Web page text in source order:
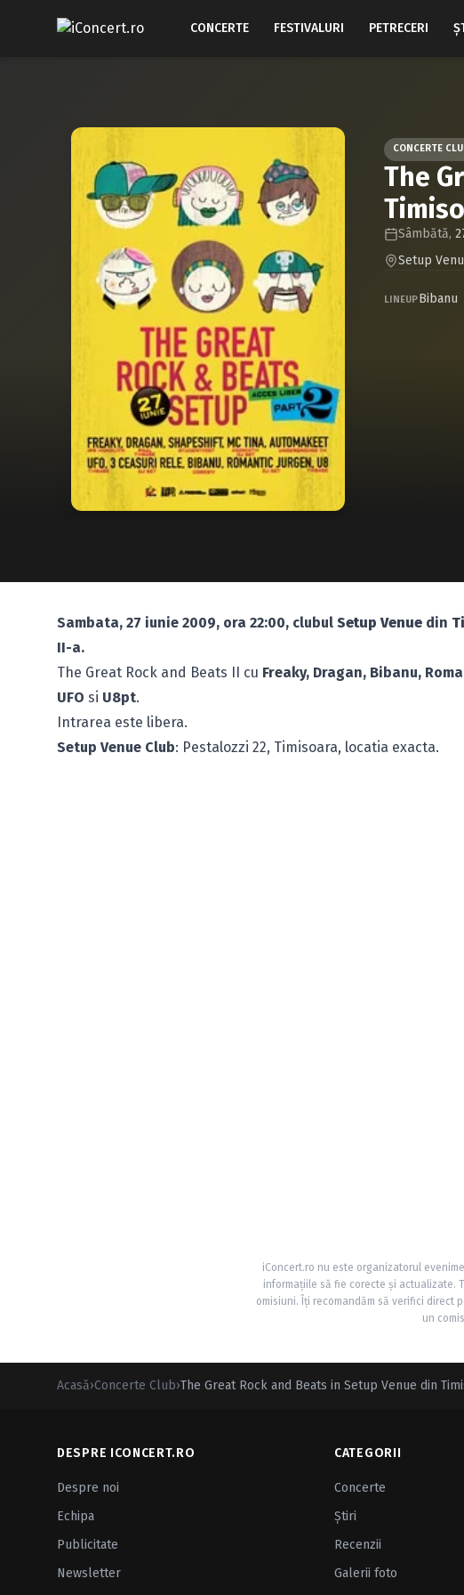
CONCERTE FESTIVALURI PETRECERI
CONCERTE
The
Sâmbătă,
Setup
LINEUPBibanu
Sambata, 27 iunie 2009, ora 22:00, clubul Setup Venue din
II-a.
The Great Rock and Beats II cu Freaky, Dragan, Bibanu,
UFO si U8pt.
Intrarea este libera.
Setup Venue Club: Pestalozzi 22, Timisoara, locatia exacta.
iConcert.ro nu este organizatorul
informațiile să fie corecte și actualizate.
omisiuni. Îți recomandăm să verifici direct
un
Acasă›Concerte Club›The Great Rock and Beats in Setup Venue din
DESPRE ICONCERT.RO
Despre noi
Echipa
Publicitate
Newsletter
CATEGORII
Concerte
Ştiri
Recenzii
Galerii foto